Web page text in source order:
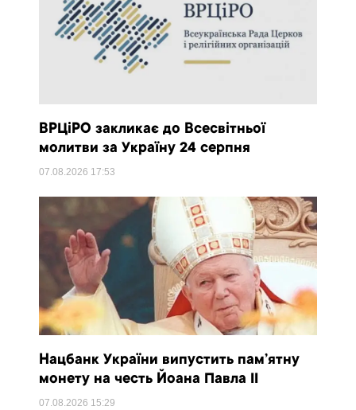
ВРЦіРО закликає до Всесвітньої
молитви за Україну 24 серпня
07.08.2026 17:53
Нацбанк України випустить пам’ятну
монету на честь Йоана Павла II
07.08.2026 15:29